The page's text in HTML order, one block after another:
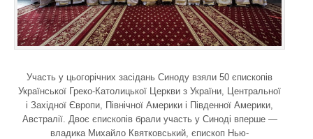
Участь у цьогорічних засідань Синоду взяли 50 єпископів
Української Греко-Католицької Церкви з України, Центральної
і Західної Європи, Північної Америки і Південної Америки,
Австралії. Двоє єпископів брали участь у Синоді вперше —
владика Михайло Квятковський, єпископ Нью-